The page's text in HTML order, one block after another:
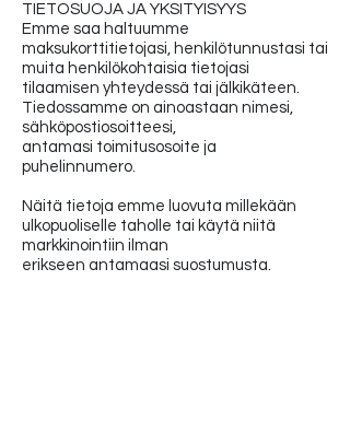
TIETOSUOJA JA YKSITYISYYS
Emme saa haltuumme
maksukorttitietojasi, henkilötunnustasi tai
muita henkilökohtaisia tietojasi
tilaamisen yhteydessä tai jälkikäteen.
Tiedossamme on ainoastaan nimesi,
sähköpostiosoitteesi,
antamasi toimitusosoite ja
puhelinnumero.
Näitä tietoja emme luovuta millekään
ulkopuoliselle taholle tai käytä niitä
markkinointiin ilman
erikseen antamaasi suostumusta.